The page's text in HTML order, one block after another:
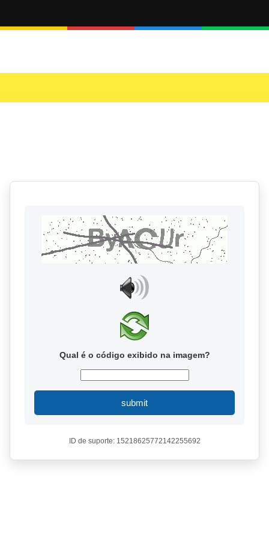
Qual é o código exibido na imagem?
submit
ID de suporte: 15218625772142255692